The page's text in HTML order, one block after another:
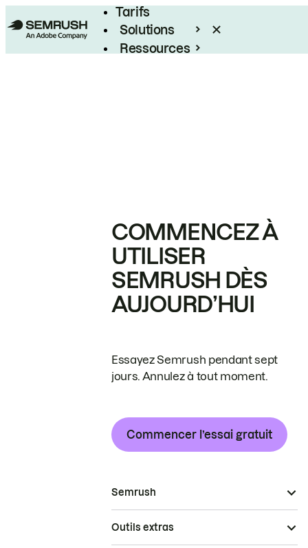
Tarifs
Solutions
Ressources
COMMENCEZ À
UTILISER
SEMRUSH DÈS
AUJOURD’HUI
Essayez Semrush pendant sept
jours. Annulez à tout moment.
Commencer l’essai gratuit
Semrush
Outils extras